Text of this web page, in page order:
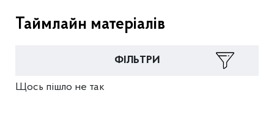
Таймлайн матеріалів
ФІЛЬТРИ
Щось пішло не так